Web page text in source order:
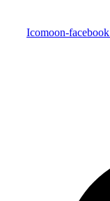
Icomoon-facebook